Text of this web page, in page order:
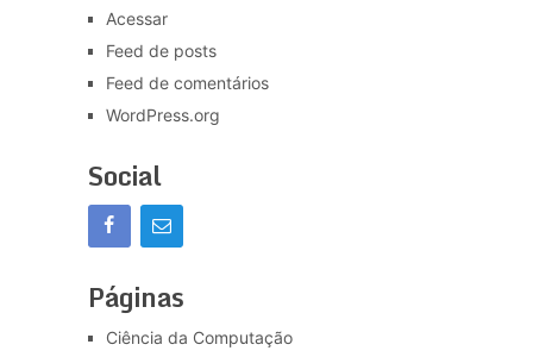
Acessar
Feed de posts
Feed de comentários
WordPress.org
Social
Páginas
Ciência da Computação